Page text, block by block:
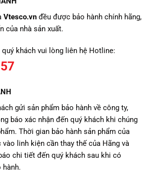
Vtesco.vn đều được bảo hành chính hãng,
của nhà sản xuất.
quý khách vui lòng liên hệ Hotline:
gửi sản phẩm bảo hành về công ty,
báo xác nhận đến quý khách khi chúng
Thời gian bảo hành sản phẩm của
linh kiện cần thay thế của Hãng và
chi tiết đến quý khách sau khi có
hành.